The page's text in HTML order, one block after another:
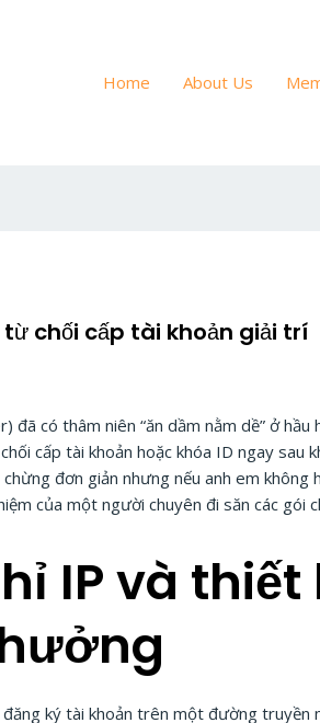
Home
About Us
chối cấp tài khoản giải trí
có thâm niên “ăn dầm nằm dề” ở
cấp tài khoản hoặc khóa ID ngay sau
đơn giản nhưng nếu anh em không
của một người chuyên đi săn các gói
IP và thiết
đăng ký tài khoản trên một đường